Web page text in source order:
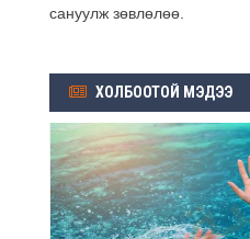
сануулж зөвлөлөө.
ХОЛБООТОЙ МЭДЭЭ